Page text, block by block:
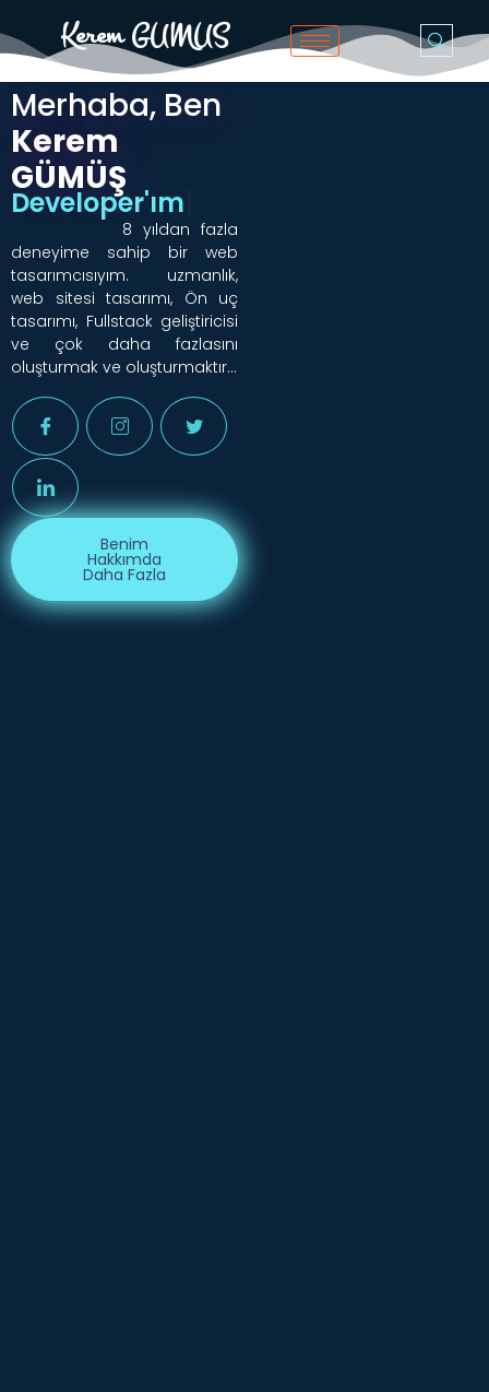
Kerem GUMUS
Merhaba, Ben
Kerem
GÜMÜŞ
Developer'|
8 yıldan fazla
deneyime sahip bir web
tasarımcısıyım. uzmanlık,
web sitesi tasarımı, Ön uç
tasarımı, Fullstack geliştiricisi
ve çok daha fazlasını
oluşturmak ve oluşturmaktır…
Benim
Hakkımda
Daha Fazla